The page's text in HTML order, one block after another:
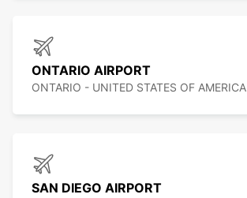
ONTARIO AIRPORT
ONTARIO - UNITED STATES OF AMERICA
SAN DIEGO AIRPORT